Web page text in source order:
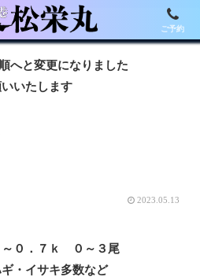
へと変更になりました
いたします
2023.05.13
０．７ｋ ０～３尾
・イサキ多数など
ご予約